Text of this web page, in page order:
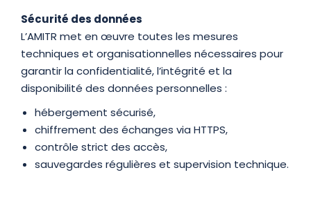
Sécurité des données
L’AMITR met en œuvre toutes les mesures
techniques et organisationnelles nécessaires pour
garantir la confidentialité, l’intégrité et la
disponibilité des données personnelles :
hébergement sécurisé,
chiffrement des échanges via HTTPS,
contrôle strict des accès,
sauvegardes régulières et supervision technique.